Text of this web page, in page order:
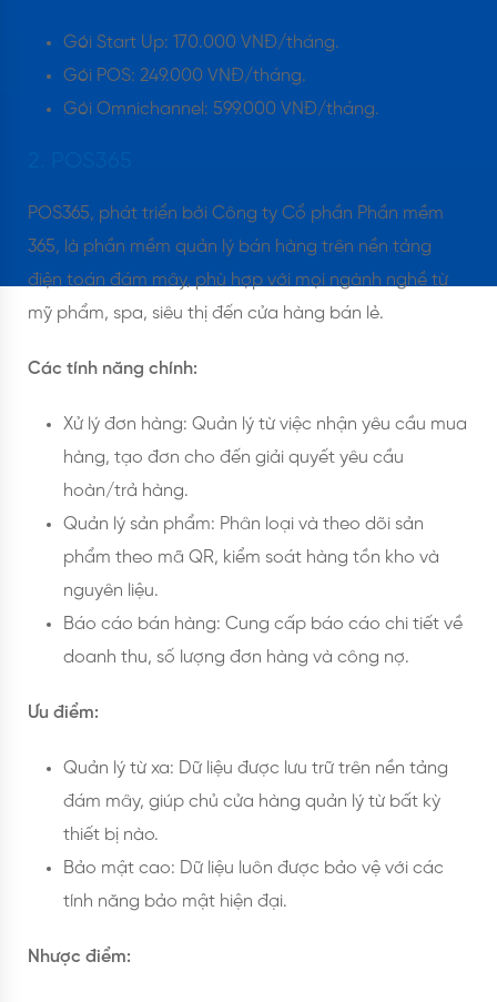
Gói Start Up: 170.000 VNĐ/tháng.
Gói POS: 249.000 VNĐ/tháng.
Gói Omnichannel: 599.000 VNĐ/tháng.
POS365, phát triển bởi Công ty Cổ phần Phần mềm
365, là phần mềm quản lý bán hàng trên nền tảng
điện toán đám mây, phù hợp với mọi ngành nghề từ
mỹ phẩm, spa, siêu thị đến cửa hàng bán lẻ.
Các tính năng chính:
Xử lý đơn hàng: Quản lý từ việc nhận yêu cầu mua
hàng, tạo đơn cho đến giải quyết yêu cầu
hoàn/trả hàng.
Quản lý sản phẩm: Phân loại và theo dõi sản
phẩm theo mã QR, kiểm soát hàng tồn kho và
nguyên liệu.
Báo cáo bán hàng: Cung cấp báo cáo chi tiết về
doanh thu, số lượng đơn hàng và công nợ.
Ưu điểm:
Quản lý từ xa: Dữ liệu được lưu trữ trên nền tảng
đám mây, giúp chủ cửa hàng quản lý từ bất kỳ
thiết bị nào.
Bảo mật cao: Dữ liệu luôn được bảo vệ với các
tính năng bảo mật hiện đại.
Nhược điểm: